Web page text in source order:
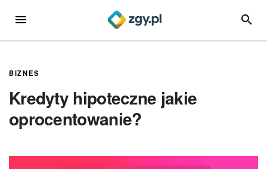
MENU
BIZNES
Kredyty hipoteczne jakie
oprocentowanie?